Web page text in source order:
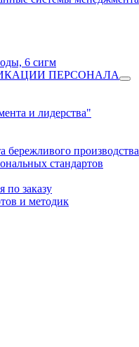
6 сигм
ПЕРСОНАЛА
и лидерства"
производства
стандартов
по заказу
и методик